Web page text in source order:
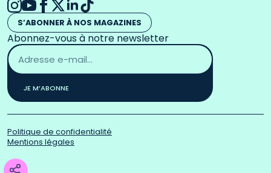
S’ABONNER À NOS MAGAZINES
Abonnez-vous à notre newsletter
Adresse
email
*
JE M’ABONNE
Politique de confidentialité
Mentions légales